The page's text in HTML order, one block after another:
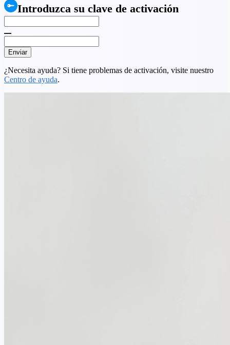
Introduzca su clave de activación
Enviar
¿Necesita ayuda? Si tiene problemas de activación, visite nuestro
Centro de ayuda.